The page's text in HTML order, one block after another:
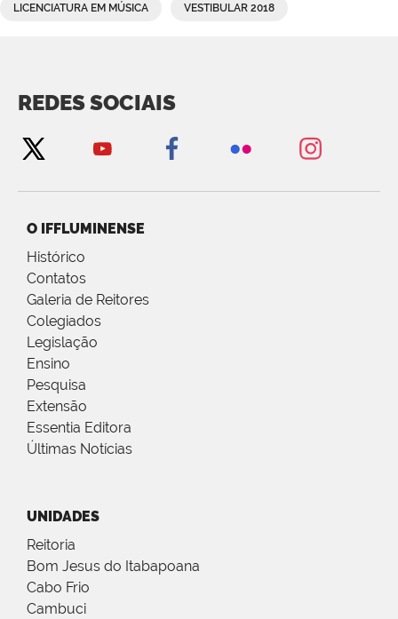
LICENCIATURA EM MÚSICA VESTIBULAR 2018
REDES SOCIAIS
O IFFLUMINENSE
Histórico
Contatos
Galeria de Reitores
Colegiados
Legislação
Ensino
Pesquisa
Extensão
Essentia Editora
Últimas Notícias
UNIDADES
Reitoria
Bom Jesus do Itabapoana
Cabo Frio
Cambuci